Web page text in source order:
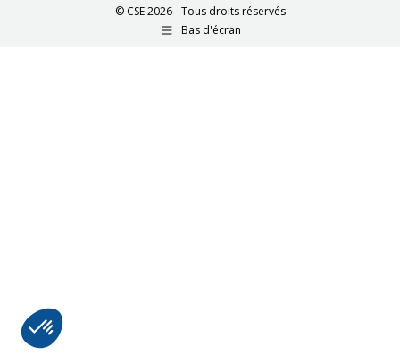
© CSE 2026 - Tous droits réservés
Bas d'écran